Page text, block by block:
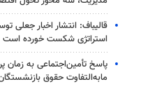
قالیباف: انتشار اخبار جعلی
استراتژی شکست خورده است
پاسخ تأمین‌اجتماعی به زمان
مابه‌التفاوت حقوق